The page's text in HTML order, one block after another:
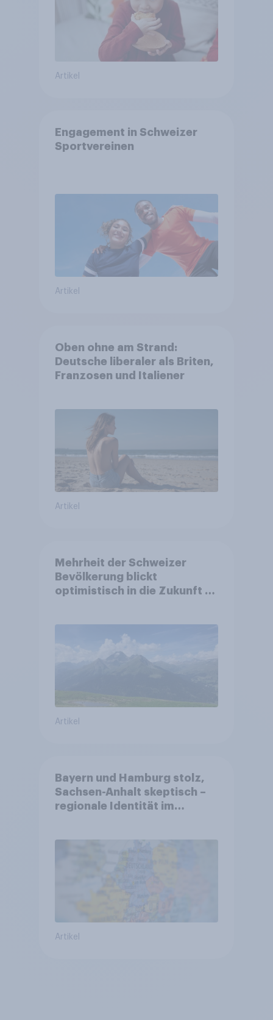
Artikel
Engagement in Schweizer
Sportvereinen
Artikel
Oben ohne am Strand:
Deutsche liberaler als Briten,
Franzosen und Italiener
Artikel
Mehrheit der Schweizer
Bevölkerung blickt
optimistisch in die Zukunft –
Altersvorsorge
Artikel
Bayern und Hamburg stolz,
Sachsen-Anhalt skeptisch –
regionale Identität im
Artikel